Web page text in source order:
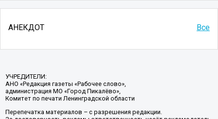
АНЕКДОТ Все
УЧРЕДИТЕЛИ:
АНО «Редакция газеты «Рабочее слово»,
администрация МО «Город Пикалёво»,
Комитет по печати Ленинградской области
Перепечатка материалов – с разрешения редакции.